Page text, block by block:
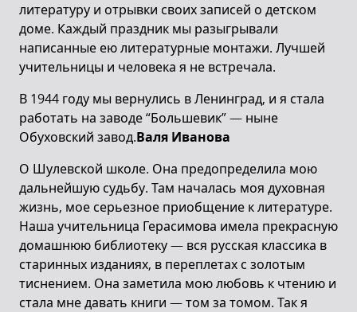
литературу и отрывки своих записей о детском
доме. Каждый праздник мы разыгрывали
написанные ею литературные монтажи. Лучшей
учительницы и человека я не встречала.
В 1944 году мы вернулись в Ленинград, и я стала
работать на заводе “Большевик” — ныне
Обуховский завод.Валя Иванова
О Шулевской школе. Она предопределила мою
дальнейшую судьбу. Там началась моя духовная
жизнь, мое серьезное приобщение к литературе.
Наша учительница Герасимова имела прекрасную
домашнюю библиотеку — вся русская классика в
старинных изданиях, в переплетах с золотым
тиснением. Она заметила мою любовь к чтению и
стала мне давать книги — том за томом. Так я